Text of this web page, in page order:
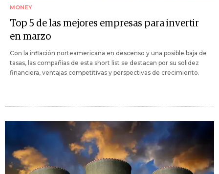
MONEY
Top 5 de las mejores empresas para invertir
en marzo
Con la inflación norteamericana en descenso y una posible baja de
tasas, las compañias de esta short list se destacan por su solidez
financiera, ventajas competitivas y perspectivas de crecimiento.